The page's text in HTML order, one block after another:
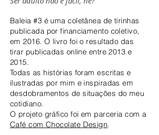
Baleia #3 é uma coletânea de tirinhas
publicada por financiamento coletivo,
em 2016. O livro foi o resultado das
tirar publicadas online entre 2013 e
2015.
Todas as histórias foram escritas e
ilustradas por mim e inspiradas em
desdobramentos de situações do meu
cotidiano.
O projeto gráfico foi em parceria com a
Café com Chocolate Design.